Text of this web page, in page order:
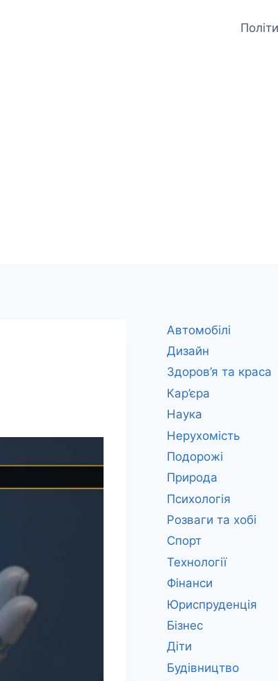
Автомобілі
Дизайн
Здоров’я та краса
Кар’єра
Наука
Нерухомість
Подорожі
Природа
Психологія
Розваги та хобі
Спорт
Технології
Фінанси
Юриспруденція
Бізнес
Діти
Будівництво